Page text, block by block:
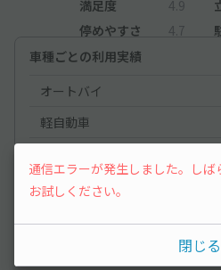
満足度 4.9
停めやすさ
4.7
車種ごとの利用実績
オートバイ
軽自動車
中型車
通信エラーが発生しました。し
お試しください。
閉じる